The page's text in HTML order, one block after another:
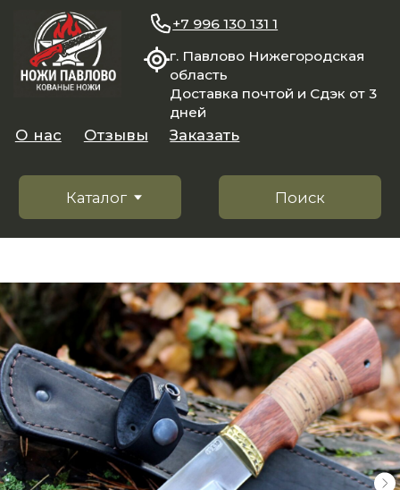
область
Доставка почтой и Сдэк от 3
Поиск
Каталог
Заказать
+7 996 130 131 1